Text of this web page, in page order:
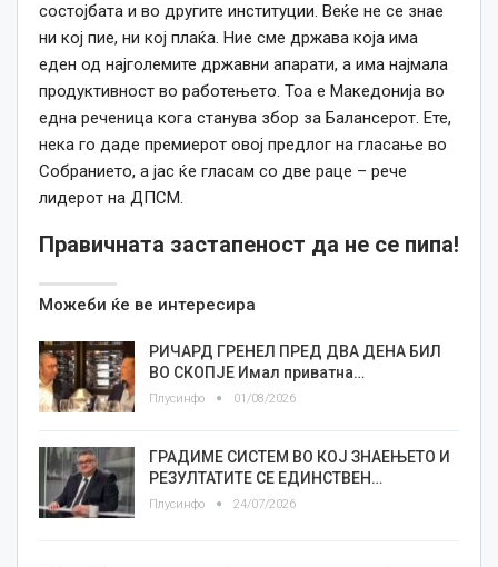
состојбата и во другите институции. Веќе не се знае
ни кој пие, ни кој плаќа. Ние сме држава која има
еден од најголемите државни апарати, а има најмала
продуктивност во работењето. Тоа е Македонија во
една реченица кога станува збор за Балансерот. Ете,
нека го даде премиерот овој предлог на гласање во
Собранието, а јас ќе гласам со две раце – рече
лидерот на ДПСМ.
Правичната застапеност да не се пипа!
Можеби ќе ве интересира
РИЧАРД ГРЕНЕЛ ПРЕД ДВА ДЕНА БИЛ
ВО СКОПЈЕ Имал приватна…
Плусинфо 01/08/2026
ГРАДИМЕ СИСТЕМ ВО КОЈ ЗНАЕЊЕТО И
РЕЗУЛТАТИТЕ СЕ ЕДИНСТВЕН…
Плусинфо 24/07/2026